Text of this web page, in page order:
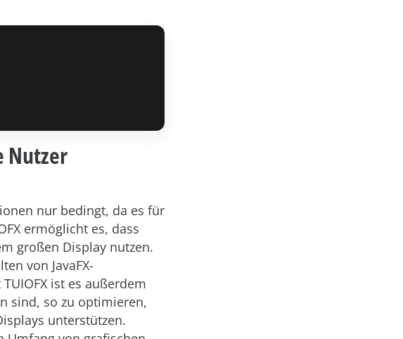
Nutzer
nur bedingt, da es für
ermöglicht es, dass
großen Display nutzen.
von JavaFX-
ist es außerdem
sind, so zu optimieren,
unterstützen.